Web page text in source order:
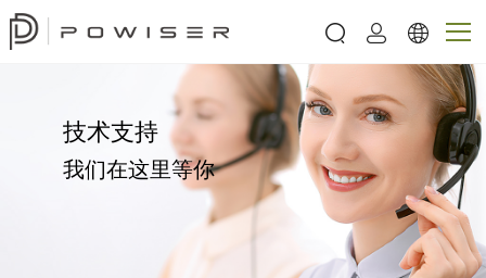
技术支持
我们在这里等你